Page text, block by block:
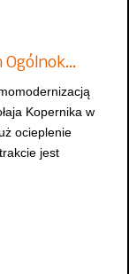
Ogólnok…
Kopernika w
ocieplenie
jest